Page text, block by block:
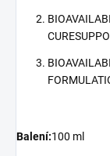
Balení:100 ml